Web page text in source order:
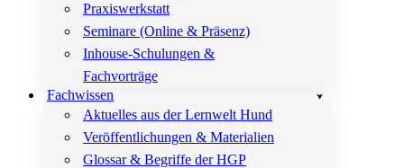
Praxiswerkstatt
Seminare (Online & Präsenz)
Inhouse-Schulungen &
Fachvorträge
Fachwissen
Aktuelles aus der Lernwelt Hund
Veröffentlichungen & Materialien
Glossar & Begriffe der HGP